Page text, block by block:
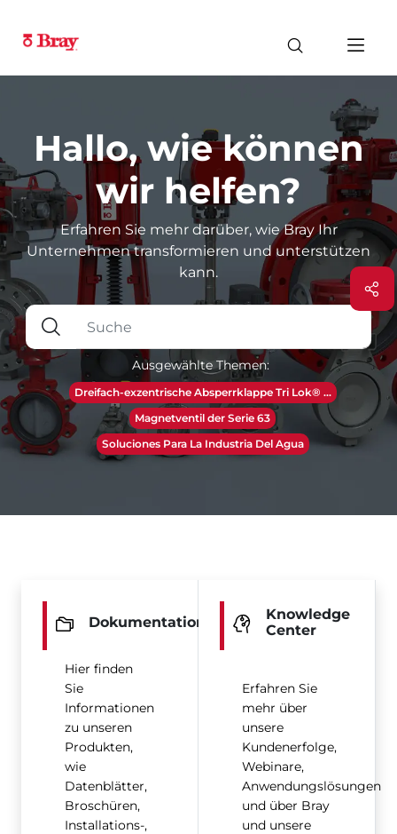
Hallo, wie können
wir helfen?
Erfahren Sie mehr darüber, wie Bray Ihr
Unternehmen transformieren und unterstützen
kann.
Ausgewählte Themen:
Dreifach-exzentrische Absperrklappe Tri Lok® ...
Magnetventil der Serie 63
Soluciones Para La Industria Del Agua
Dokumentation
Hier finden
Sie
Informationen
zu unseren
Produkten,
wie
Datenblätter,
Broschüren,
Installations-,
Knowledge
Center
Erfahren Sie
mehr über
unsere
Kundenerfolge,
Webinare,
Anwendungslösungen
und über Bray
und unsere